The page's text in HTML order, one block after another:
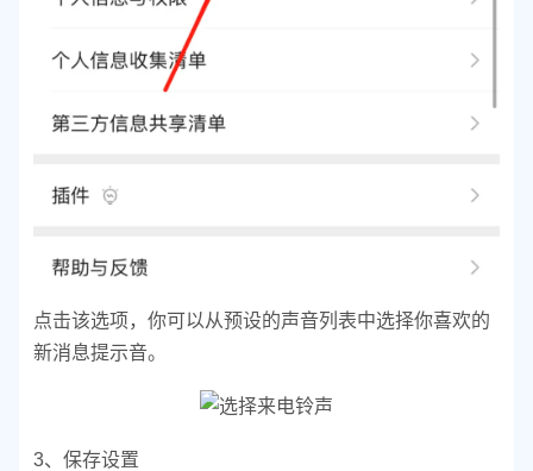
点击该选项，你可以从预设的声音列表中选择你喜欢的
新消息提示音。
3、保存设置